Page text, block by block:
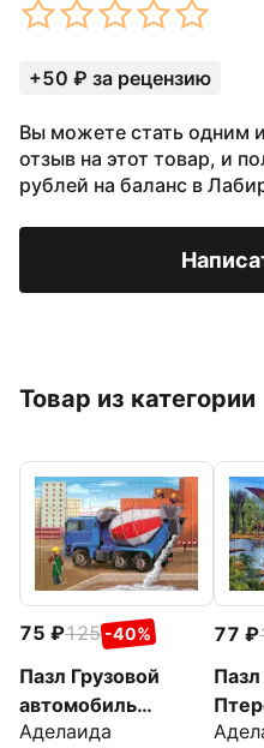
+50 ₽ за рецензию
Вы можете стать одним
отзыв на этот товар, и
рублей на баланс в
Товар из категории
75 125 -40%
Пазл Грузовой
автомобиль
Бетономешалка, 24
Аделаида
77